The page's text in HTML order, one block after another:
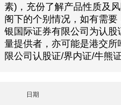
素)，充份了解产品性质及
阁下的个别情况，如有需
银国际证券有限公司为认股
量提供者，亦可能是港交
限公司认股证/界内证/牛熊
日期